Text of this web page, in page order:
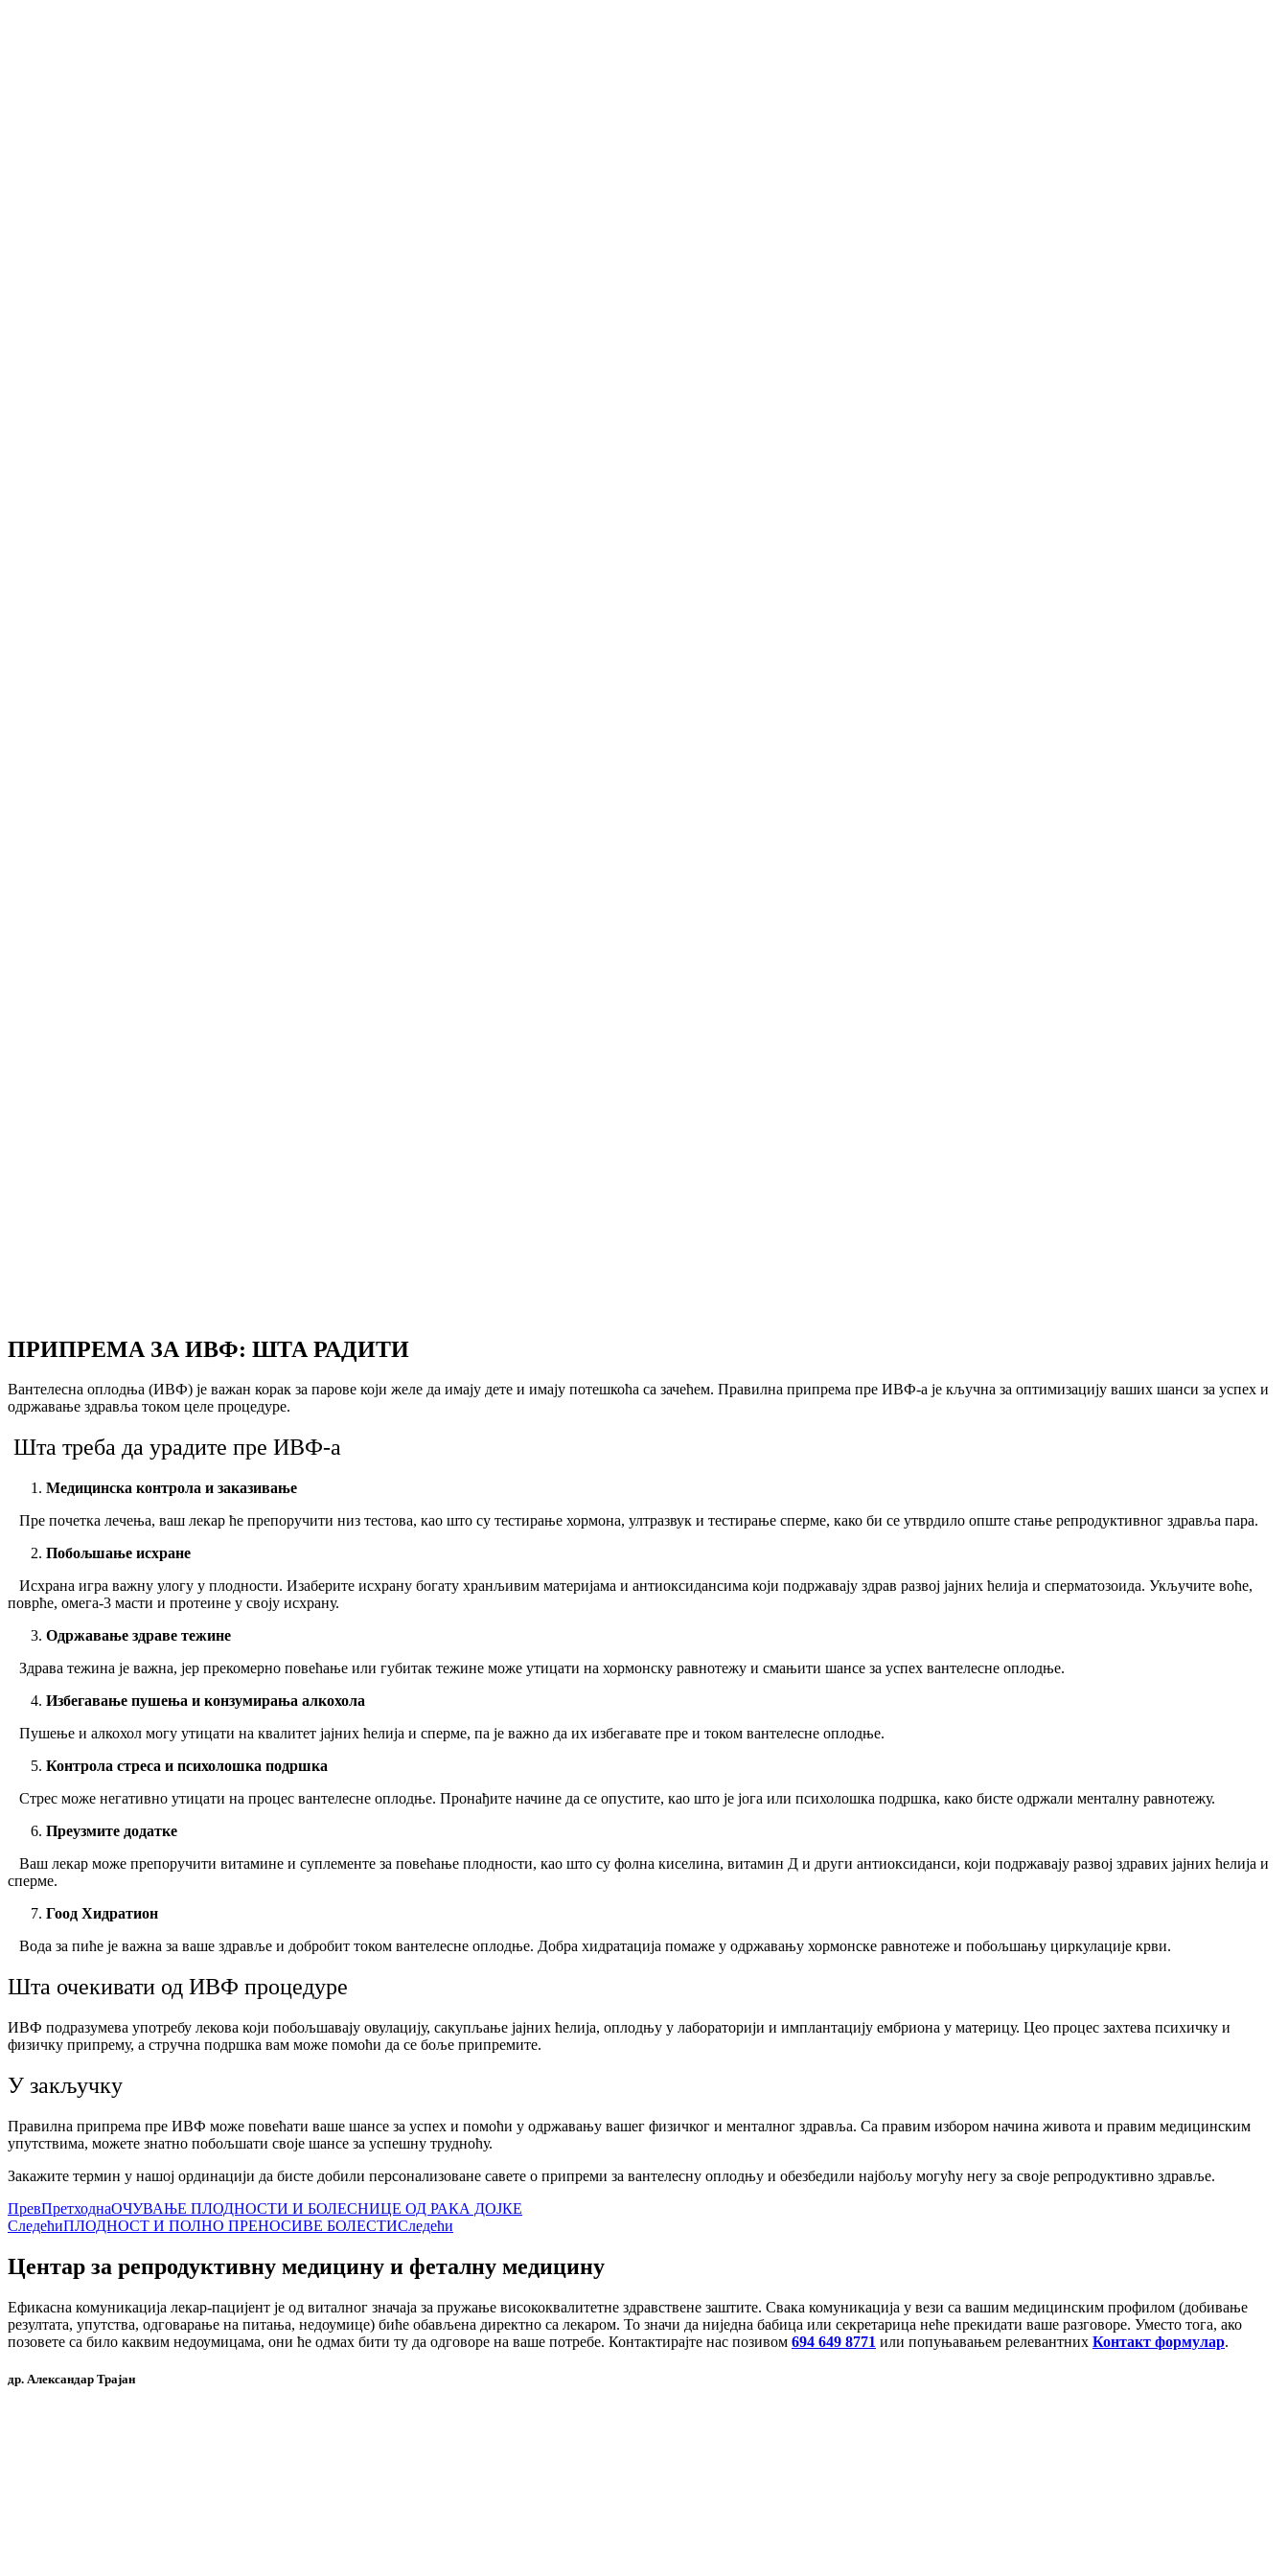
ПРИПРЕМА ЗА ИВФ: ШТА РАДИТИ
Вантелесна оплодња (ИВФ) је важан корак за парове који желе да имају дете и имају потешкоћа са зачећем. Правилна припрема пре ИВФ-а је кључна за оптимизацију ваших шанси за успех и
одржавање здравља током целе процедуре.
Шта треба да урадите пре ИВФ-а
Медицинска контрола и заказивање
Пре почетка лечења, ваш лекар ће препоручити низ тестова, као што су тестирање хормона, ултразвук и тестирање сперме, како би се утврдило опште стање репродуктивног здравља пара.
Побољшање исхране
Исхрана игра важну улогу у плодности. Изаберите исхрану богату хранљивим материјама и антиоксидансима који подржавају здрав развој јајних ћелија и сперматозоида. Укључите воће,
поврће, омега-3 масти и протеине у своју исхрану.
Одржавање здраве тежине
Здрава тежина је важна, јер прекомерно повећање или губитак тежине може утицати на хормонску равнотежу и смањити шансе за успех вантелесне оплодње.
Избегавање пушења и конзумирања алкохола
Пушење и алкохол могу утицати на квалитет јајних ћелија и сперме, па је важно да их избегавате пре и током вантелесне оплодње.
Контрола стреса и психолошка подршка
Стрес може негативно утицати на процес вантелесне оплодње. Пронађите начине да се опустите, као што је јога или психолошка подршка, како бисте одржали менталну равнотежу.
Преузмите додатке
Ваш лекар може препоручити витамине и суплементе за повећање плодности, као што су фолна киселина, витамин Д и други антиоксиданси, који подржавају развој здравих јајних ћелија и
сперме.
Гоод Хидратион
Вода за пиће је важна за ваше здравље и добробит током вантелесне оплодње. Добра хидратација помаже у одржавању хормонске равнотеже и побољшању циркулације крви.
Шта очекивати од ИВФ процедуре
ИВФ подразумева употребу лекова који побољшавају овулацију, сакупљање јајних ћелија, оплодњу у лабораторији и имплантацију ембриона у материцу. Цео процес захтева психичку и
физичку припрему, а стручна подршка вам може помоћи да се боље припремите.
У закључку
Правилна припрема пре ИВФ може повећати ваше шансе за успех и помоћи у одржавању вашег физичког и менталног здравља. Са правим избором начина живота и правим медицинским
упутствима, можете знатно побољшати своје шансе за успешну трудноћу.
Закажите термин у нашој ординацији да бисте добили персонализоване савете о припреми за вантелесну оплодњу и обезбедили најбољу могућу негу за своје репродуктивно здравље.
ПревПретходнаОЧУВАЊЕ ПЛОДНОСТИ И БОЛЕСНИЦЕ ОД РАКА ДОЈКЕ
СледећиПЛОДНОСТ И ПОЛНО ПРЕНОСИВЕ БОЛЕСТИСледећи
Центар за репродуктивну медицину и феталну медицину
Ефикасна комуникација лекар-пацијент је од виталног значаја за пружање висококвалитетне здравствене заштите. Свака комуникација у вези са вашим медицинским профилом (добивање
резултата, упутства, одговарање на питања, недоумице) биће обављена директно са лекаром. То значи да ниједна бабица или секретарица неће прекидати ваше разговоре. Уместо тога, ако
позовете са било каквим недоумицама, они ће одмах бити ту да одговоре на ваше потребе. Контактирајте нас позивом 694 649 8771 или попуњавањем релевантних Контакт формулар.
др. Александар Трајан